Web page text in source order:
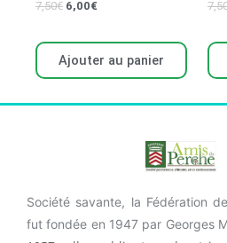
7,50€ 6,00€
Ajouter au panier
Société savante, la Fédération
fut fondée en 1947 par Georges